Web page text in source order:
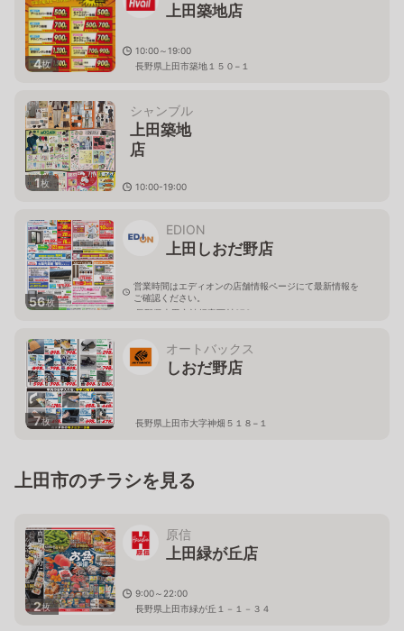
4枚
上田築地店
10:00～19:00
長野県上田市築地１５０−１
1枚
シャンブル
上田築地
店
10:00-19:00
56枚
EDION
上田しおだ野店
営業時間はエディオンの店舗情報ページにて最新情報を
ご確認ください。
長野県上田市神畑字西村373
7枚
オートバックス
しおだ野店
長野県上田市大字神畑５１８−１
上田市のチラシを見る
2枚
原信
上田緑が丘店
9:00～22:00
長野県上田市緑が丘１－１－３４